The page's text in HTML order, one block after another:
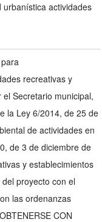
actividades
recreativas y
Secretario municipal,
la Ley 6/2014, de 25 de
de actividades en
de 3 de diciembre de
y establecimientos
proyecto con el
las ordenanzas
CON